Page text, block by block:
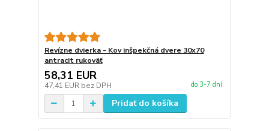
Revízne dvierka - Kov inšpekčná dvere 30x70
antracit rukoväť
58,31 EUR
47,41 EUR bez DPH do 3-7 dní
Pridať do košíka